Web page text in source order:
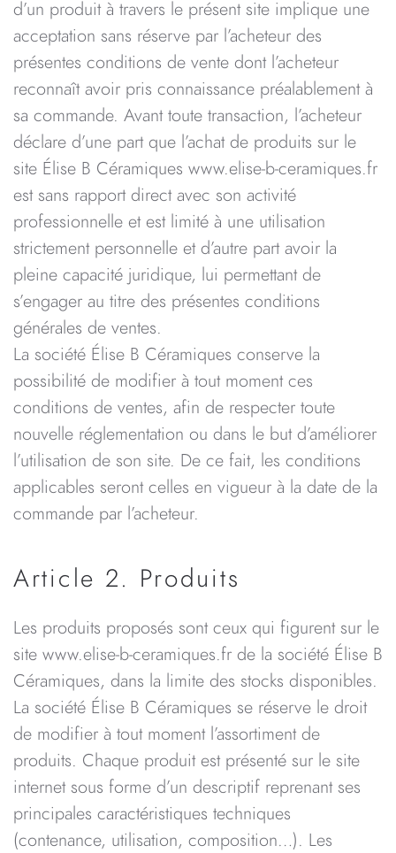
d’un produit à travers le présent site implique une
acceptation sans réserve par l’acheteur des
présentes conditions de vente dont l’acheteur
reconnaît avoir pris connaissance préalablement à
sa commande. Avant toute transaction, l’acheteur
déclare d’une part que l’achat de produits sur le
site Élise B Céramiques www.elise-b-ceramiques.fr
est sans rapport direct avec son activité
professionnelle et est limité à une utilisation
strictement personnelle et d’autre part avoir la
pleine capacité juridique, lui permettant de
s’engager au titre des présentes conditions
générales de ventes.
La société Élise B Céramiques conserve la
possibilité de modifier à tout moment ces
conditions de ventes, afin de respecter toute
nouvelle réglementation ou dans le but d’améliorer
l’utilisation de son site. De ce fait, les conditions
applicables seront celles en vigueur à la date de la
commande par l’acheteur.
Article 2. Produits
Les produits proposés sont ceux qui figurent sur le
site www.elise-b-ceramiques.fr de la société Élise B
Céramiques, dans la limite des stocks disponibles.
La société Élise B Céramiques se réserve le droit
de modifier à tout moment l’assortiment de
produits. Chaque produit est présenté sur le site
internet sous forme d’un descriptif reprenant ses
principales caractéristiques techniques
(contenance, utilisation, composition…). Les